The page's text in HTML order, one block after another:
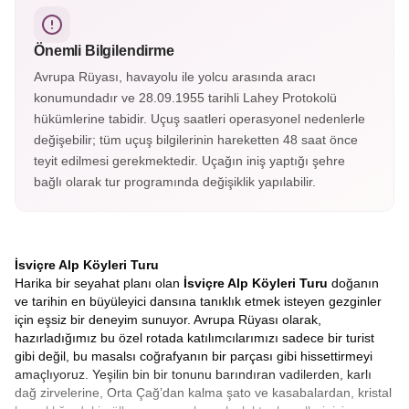
dağlarının eteklerinde yer alan köyde Heidi’nin evi, müzesi
ve eşsiz doğa manzaraları bulunur.
Önemli Bilgilendirme
Avrupa Rüyası, havayolu ile yolcu arasında aracı
konumundadır ve 28.09.1955 tarihli Lahey Protokolü
hükümlerine tabidir. Uçuş saatleri operasyonel nedenlerle
değişebilir; tüm uçuş bilgilerinin hareketten 48 saat önce
teyit edilmesi gerekmektedir. Uçağın iniş yaptığı şehre
bağlı olarak tur programında değişiklik yapılabilir.
İsviçre Alp Köyleri Turu
Harika bir seyahat planı olan İsviçre Alp Köyleri Turu doğanın
ve tarihin en büyüleyici dansına tanıklık etmek isteyen gezginler
için eşsiz bir deneyim sunuyor. Avrupa Rüyası olarak,
hazırladığımız bu özel rotada katılımcılarımızı sadece bir turist
gibi değil, bu masalsı coğrafyanın bir parçası gibi hissettirmeyi
amaçlıyoruz. Yeşilin bin bir tonunu barındıran vadilerden, karlı
dağ zirvelerine, Orta Çağ’dan kalma şato ve kasabalardan, kristal